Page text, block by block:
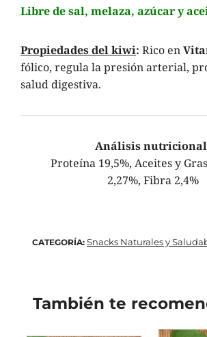
Libre de sal, melaza, azúcar y
Propiedades del kiwi: Rico en
fólico, regula la presión arterial,
salud digestiva.
Análisis
Proteína 19,5%, Aceites y
2,27%, Fibra 2,4%
CATEGORÍA: Snacks Naturales y
También te